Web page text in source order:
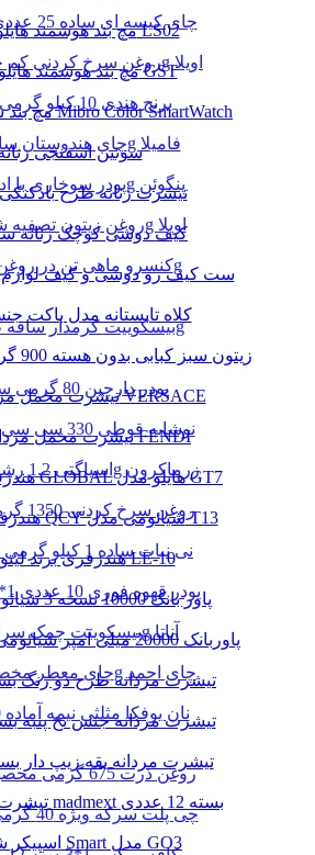
چای کیسه ای ساده 25 عددی دوغزال
روغن سرخ کردنی کم جذب 2250g اویلا
برنج هندی 10 کیلو گرمی مژده
چای هندوستان ساده 450g فامیلا
پودر سوخاری با ادویه 300g پنگوئن
روغن زیتون تصفیه شده 500g اویلا
پودر دارچین 80 گرمی سانتین
نوشابه قوطی 330 سی سی اسپرایت
اسپاگتی 1.2 رشته ای 700g زرماکرون
روغن سرخ کردنی 1350 گرمی فامیلا
نی نبات ساده 1 کیلو گرمی هم خوان
پودر قهوه فوری 10 عددی 1*3 نسکافه
بیسکوییت چمک سرای 276g آناتا
چای معطر مخصوص 500g چای احمد
روغن ذرت 675 گرمی محصول فامیلا
چی پلت سرکه ویژه 40 گرمی چی توز
مچ بند هوشمند هایلو مدل LS02
مچ بند هوشمند هایلو مدل GST
مچ بند شیائومی مدل Mibro Color SmartWatch
سوتین اسفنجی
تیشرت زنانه طرح
کیف دوشی کوچک زنانه
ست کیف رو دوشی و کیف لوازم
کلاه تابستانه مدل باکت
زیتون سبز کبابی بدون هسته 900 گرمی لوراس ترک
تیشرت مخمل مردانه مدل VERSACE
تیشرت مخمل مردانه مدل FENDI
هندزفری بلوتوثی GLOBAL هایلو مدل GT7
هندزفری بلوتوثی QCY شیائومی مدل T13
هندزفری برند لیتو مدل LE-10
پاور بانک 10000 نسخه 3 شیائومی گلوبال
پاوربانک 20000 میلی آمپر شیائومی نسخه گلوبال
تیشرت مردانه طرح دو رنگ بسته 6
تیشرت مردانه جنس نخ پنبه بسته 6
تیشرت مردانه یقه زیپ دار بسته 6
تیشرت مردانه برند madmext بسته 12 عددی
اسپیکر شارژی Smart مدل GO3